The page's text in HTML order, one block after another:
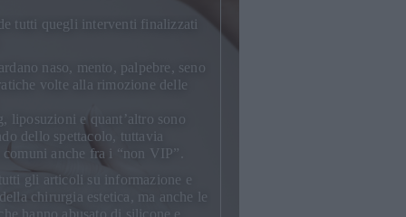
tutti quegli interventi finalizzati
naso, mento, palpebre, seno
volte alla rimozione delle
liposuzioni e quant’altro sono
dello spettacolo, tuttavia
anche fra i “non VIP”.
gli articoli su informazione e
chirurgia estetica, ma anche le
hanno abusato di silicone e